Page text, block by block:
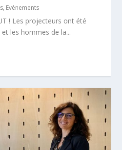
, Evénements
! Les projecteurs ont été
les hommes de la...